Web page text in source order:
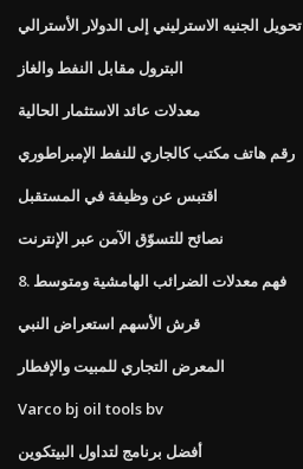
تحويل الجنيه الاسترليني إلى الدولار الأسترالي
البترول مقابل النفط والغاز
معدلات عائد الاستثمار الحالية
رقم هاتف مكتب كالجاري للنفط الإمبراطوري
اقتبس عن وظيفة في المستقبل
نصائح للتسوّق الآمن عبر الإنترنت
8. فهم معدلات الضرائب الهامشية ومتوسط
قرش الأسهم استعراض النبي
المعرض التجاري للمبيت والإفطار
Varco bj oil tools bv
أفضل برنامج لتداول البيتكوين